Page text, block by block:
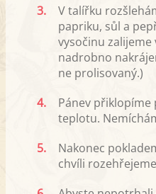
3.
V talířku
papriku, sůl a
vysočinu zalijeme
nadrobno
ne prolisovaný.)
4.
Pánev přiklopíme
teplotu.
5.
Nakonec
chvíli